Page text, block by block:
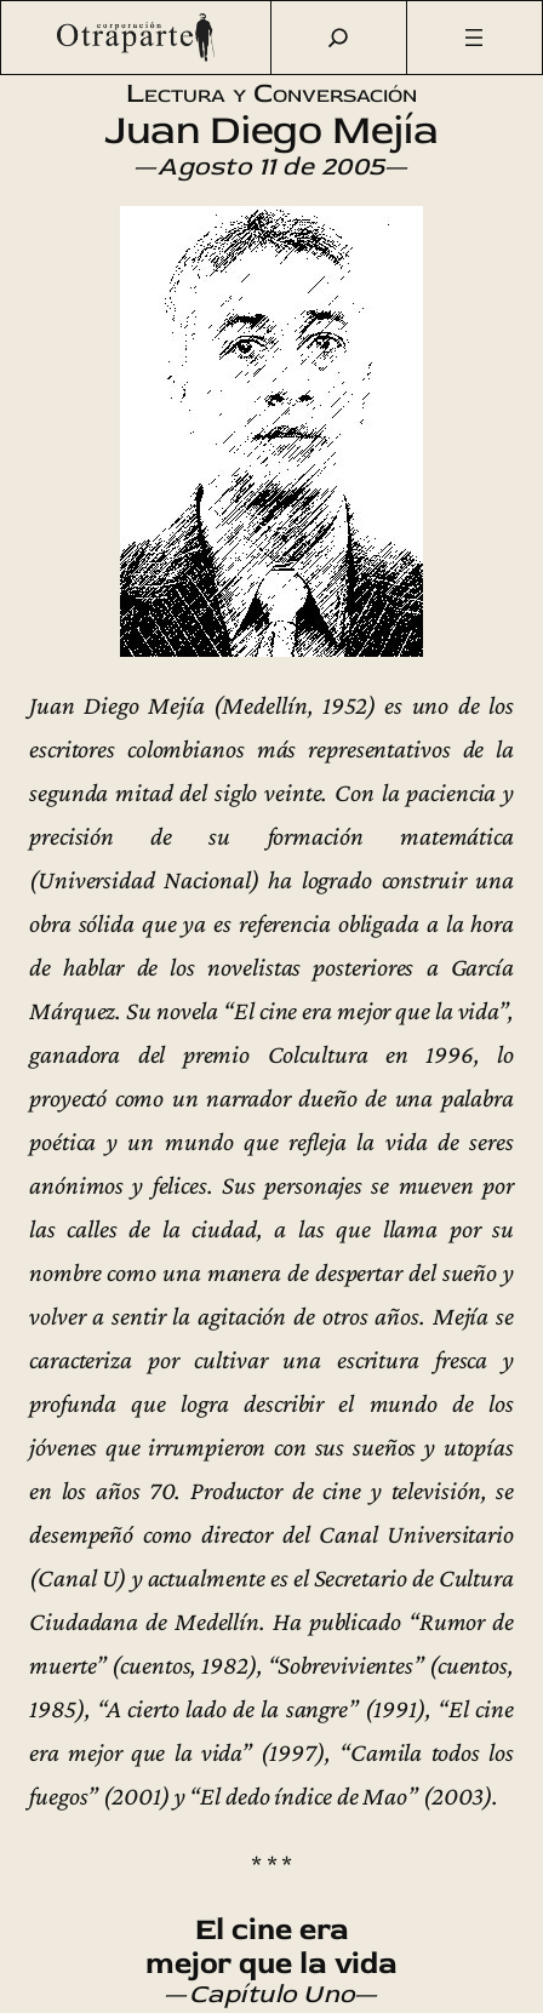
Saltar
Otraparte.org/ Agenda Cultural Literatura
El cine era
mejor que la vida
Lectura y Conversación
Juan Diego Mejía
—Agosto 11 de 2005—
Juan Diego Mejía (Medellín, 1952) es uno de los
escritores colombianos más representativos de la
segunda mitad del siglo veinte. Con la paciencia y
precisión de su formación matemática
(Universidad Nacional) ha logrado construir una
obra sólida que ya es referencia obligada a la hora
de hablar de los novelistas posteriores a García
Márquez. Su novela “El cine era mejor que la vida”,
ganadora del premio Colcultura en 1996, lo
proyectó como un narrador dueño de una palabra
poética y un mundo que refleja la vida de seres
anónimos y felices. Sus personajes se mueven por
las calles de la ciudad, a las que llama por su
nombre como una manera de despertar del sueño y
volver a sentir la agitación de otros años. Mejía se
caracteriza por cultivar una escritura fresca y
profunda que logra describir el mundo de los
jóvenes que irrumpieron con sus sueños y utopías
en los años 70. Productor de cine y televisión, se
desempeñó como director del Canal Universitario
(Canal U) y actualmente es el Secretario de Cultura
Ciudadana de Medellín. Ha publicado “Rumor de
muerte” (cuentos, 1982), “Sobrevivientes” (cuentos,
1985), “A cierto lado de la sangre” (1991), “El cine
era mejor que la vida” (1997), “Camila todos los
fuegos” (2001) y “El dedo índice de Mao” (2003).
* * *
El cine era
mejor que la vida
—Capítulo Uno—